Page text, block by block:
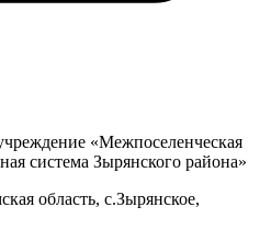
«Межпоселенческая
система Зырянского района»
область, с.Зырянское,